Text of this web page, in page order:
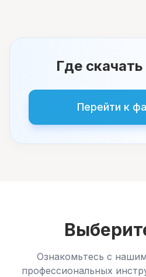
Где
Перейти к
Ознакомьтесь с
профессиональных